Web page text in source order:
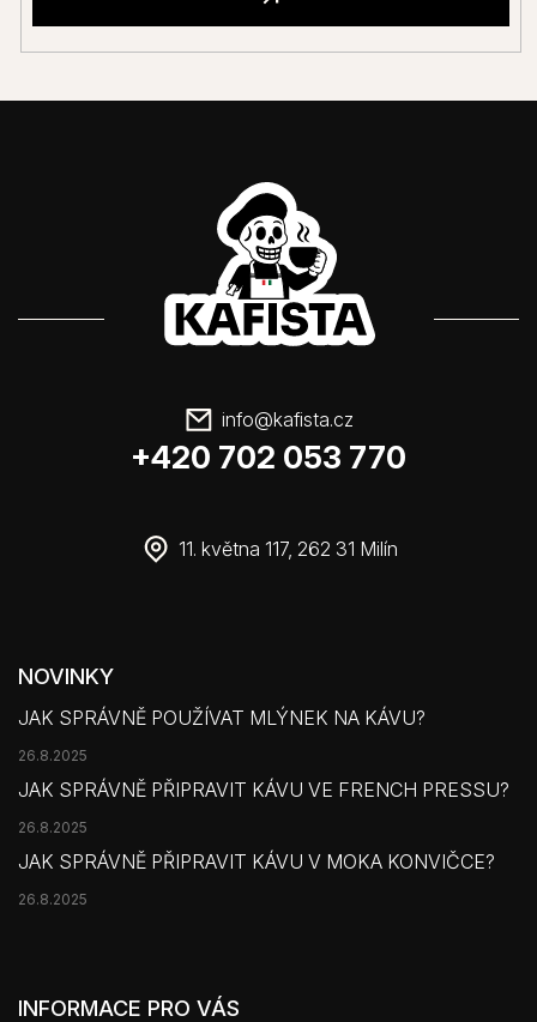
info@kafista.cz
+420 702 053 770
11. května 117, 262 31 Milín
NOVINKY
JAK SPRÁVNĚ POUŽÍVAT MLÝNEK NA KÁVU?
26.8.2025
JAK SPRÁVNĚ PŘIPRAVIT KÁVU VE FRENCH PRESSU?
26.8.2025
JAK SPRÁVNĚ PŘIPRAVIT KÁVU V MOKA KONVIČCE?
26.8.2025
INFORMACE PRO VÁS